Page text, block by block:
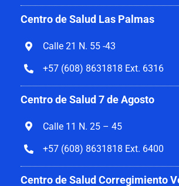
Centro de Salud Las Palmas
Calle 21 N. 55 -43
+57 (608) 8631818 Ext. 6316
Centro de Salud 7 de Agosto
Calle 11 N. 25 – 45
+57 (608) 8631818 Ext. 6400
Centro de Salud Corregimiento